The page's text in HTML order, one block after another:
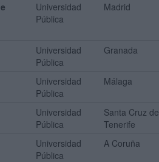
Universidad
Pública
Madrid
Universidad
Pública
Granada
Universidad
Pública
Málaga
Universidad
Pública
Santa Cruz de
Tenerife
Universidad
Pública
A Coruña